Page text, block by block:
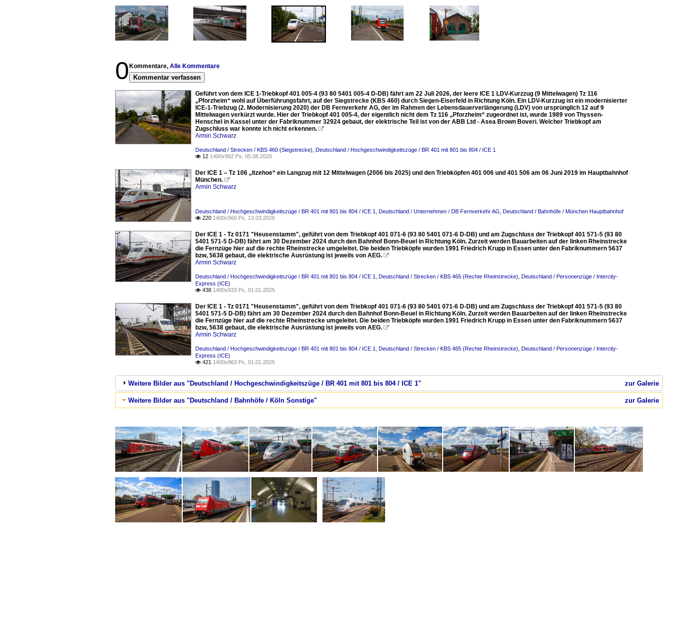
0 Kommentare, Alle Kommentare
Kommentar verfassen
Geführt von dem ICE 1-Triebkopf 401 005-4 (93 80 5401 005-4 D-DB) fährt am 22 Juli 2026, der leere ICE 1 LDV-Kurzzug (9 Mittelwagen) Tz 116
„Pforzheim“ wohl auf Überführungsfahrt, auf der Siegstrecke (KBS 460) durch Siegen-Eiserfeld in Richtung Köln. Ein LDV-Kurzzug ist ein modernisierter
ICE-1-Triebzug (2. Modernisierung 2020) der DB Fernverkehr AG, der im Rahmen der Lebensdauerverlängerung (LDV) von ursprünglich 12 auf 9
Mittelwagen verkürzt wurde. Hier der Triebkopf 401 005-4, der eigentlich nicht dem Tz 116 „Pforzheim“ zugeordnet ist, wurde 1989 von Thyssen-
Henschel in Kassel unter der Fabriknummer 32924 gebaut, der elektrische Teil ist von der ABB Ltd - Asea Brown Boveri. Welcher Triebkopf am
Zugschluss war konnte ich nicht erkennen. 
Armin Schwarz
Deutschland / Strecken / KBS 460 (Siegstrecke) Deutschland / Hochgeschwindigkeitszüge / BR 401 mit 801 bis 804 / ICE 1
 12 1400x992 Px, 05.08.2026
Der ICE 1 – Tz 106 „Itzehoe“ ein Langzug mit 12 Mittelwagen (2006 bis 2025) und den Triebköpfen 401 006 und 401 506 am 06 Juni 2019 im Hauptbahnhof
München. 
Armin Schwarz
Deutschland / Hochgeschwindigkeitszüge / BR 401 mit 801 bis 804 / ICE 1 Deutschland / Unternehmen / DB Fernverkehr AG Deutschland / Bahnhöfe / München Hauptbahnhof
 220 1400x960 Px, 13.03.2026
Der ICE 1 - Tz 0171 "Heusenstamm", geführt von dem Triebkopf 401 071-6 (93 80 5401 071-6 D-DB) und am Zugschluss der Triebkopf 401 571-5 (93 80
5401 571-5 D-DB) fährt am 30 Dezember 2024 durch den Bahnhof Bonn-Beuel in Richtung Köln. Zurzeit werden Bauarbeiten auf der linken Rheinstrecke
die Fernzüge hier auf die rechte Rheinstrecke umgeleitet. Die beiden Triebköpfe wurden 1991 Friedrich Krupp in Essen unter den Fabriknummern 5637
bzw, 5638 gebaut, die elektrische Ausrüstung ist jeweils von AEG. 
Armin Schwarz
Deutschland / Hochgeschwindigkeitszüge / BR 401 mit 801 bis 804 / ICE 1 Deutschland / Strecken / KBS 465 (Rechte Rheinstrecke) Deutschland / Personenzüge / Intercity-
Express (ICE)
 438 1400x933 Px, 01.01.2025
Der ICE 1 - Tz 0171 "Heusenstamm", geführt von dem Triebkopf 401 071-6 (93 80 5401 071-6 D-DB) und am Zugschluss der Triebkopf 401 571-5 (93 80
5401 571-5 D-DB) fährt am 30 Dezember 2024 durch den Bahnhof Bonn-Beuel in Richtung Köln. Zurzeit werden Bauarbeiten auf der linken Rheinstrecke
die Fernzüge hier auf die rechte Rheinstrecke umgeleitet. Die beiden Triebköpfe wurden 1991 Friedrich Krupp in Essen unter den Fabriknummern 5637
bzw, 5638 gebaut, die elektrische Ausrüstung ist jeweils von AEG. 
Armin Schwarz
Deutschland / Hochgeschwindigkeitszüge / BR 401 mit 801 bis 804 / ICE 1 Deutschland / Strecken / KBS 465 (Rechte Rheinstrecke) Deutschland / Personenzüge / Intercity-
Express (ICE)
 421 1400x963 Px, 01.01.2025
zur Galerie
Weitere Bilder aus "Deutschland / Hochgeschwindigkeitszüge / BR 401 mit 801 bis 804 / ICE 1"
zur Galerie
Weitere Bilder aus "Deutschland / Bahnhöfe / Köln Sonstige"